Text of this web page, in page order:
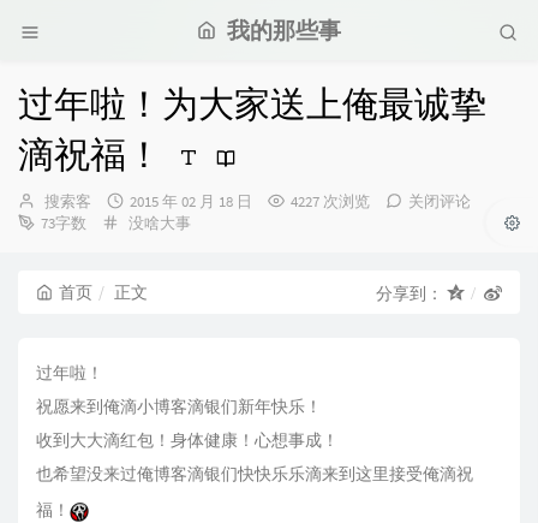
我的那些事
过年啦！为大家送上俺最诚挚
滴祝福！
博
主：
搜索客
发
布
2015 年 02 月 18 日 4227 次浏览
关闭评论
73字数
分
没啥大事
首页 正文 分享到：
过年啦！
祝愿来到俺滴小博客滴银们新年快乐！
收到大大滴红包！身体健康！心想事成！
也希望没来过俺博客滴银们快快乐乐滴来到这里接受俺滴祝
福！